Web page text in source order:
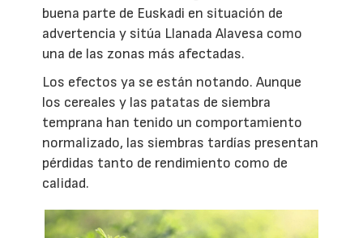
buena parte de Euskadi en situación de
advertencia y sitúa Llanada Alavesa como
una de las zonas más afectadas.
Los efectos ya se están notando. Aunque
los cereales y las patatas de siembra
temprana han tenido un comportamiento
normalizado, las siembras tardías presentan
pérdidas tanto de rendimiento como de
calidad.